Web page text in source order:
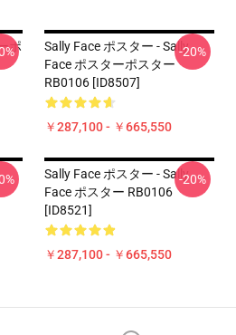
ポ
Sally Face ポスター - Sally
Face ポスターポスター
RB0106 [ID8507]
￥287,100 - ￥665,550
-20%
Sally Face ポスター - Sally
Face ポスター RB0106
[ID8521]
￥287,100 - ￥665,550
-20%